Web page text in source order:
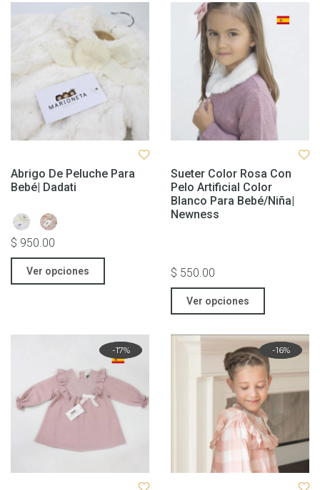
Abrigo De Peluche Para
Bebé| Dadati
$ 950.00
Ver opciones
Sueter Color Rosa Con
Pelo Artificial Color
Blanco Para Bebé/niña|
Newness
$ 550.00
Ver opciones
Rebaja
-17% Rebaja
-16%